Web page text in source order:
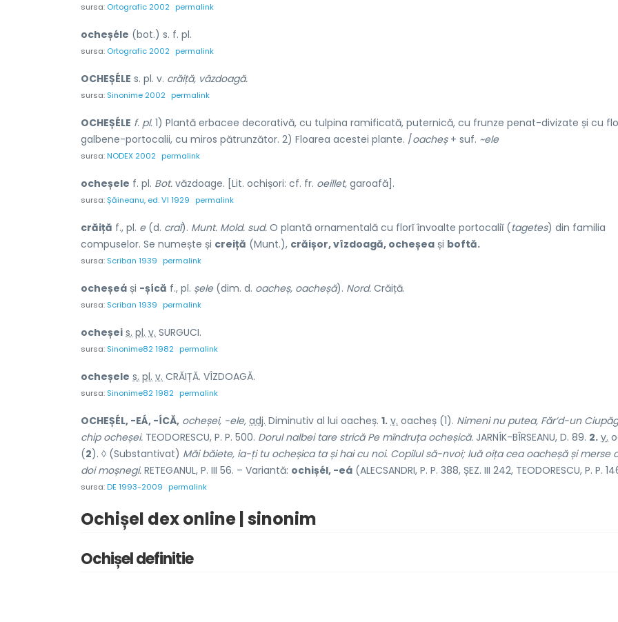
sursa: Ortografic 2002 permalink
ocheșéle (bot.) s. f. pl.
sursa: Ortografic 2002 permalink
OCHEȘÉLE s. pl. v. crăiță, vâzdoagă.
sursa: Sinonime 2002 permalink
OCHEȘÉLE f. pl. 1) Plantă erbacee decorativă, cu tulpina ramificată, puternică, cu frunze penat-divizate și cu
galbene-portocalii, cu miros pătrunzător. 2) Floarea acestei plante. /oacheș+ suf. ~ele
sursa:NODEX 2002 permalink
ocheșele f. pl. Bot. văzdoage. [Lit. ochișori: cf. fr. oeillet, garoafă].
sursa:Șăineanu, ed. VI 1929 permalink
crăiță f., pl. e(d. craĭ). Munt. Mold. sud. O plantă ornamentală cu florĭ învoalte portocaliĭ (tagetes) din familia
compuselor. Se numește și creiță (Munt.), crăișor, vîzdoagă, ocheșea și boftă.
sursa: Scriban 1939 permalink
ocheșeá și -șícă f., pl. șele(dim. d. oacheș, oacheșă). Nord. Crăiță.
sursa: Scriban 1939 permalink
ocheșei s. pl. v. SURGUCI.
sursa: Sinonime82 1982 permalink
ocheșele s. pl. v. CRĂIȚĂ. VÎZDOAGĂ.
sursa: Sinonime82 1982 permalink
OCHEȘÉL, -EÁ, -ÍCĂ, ocheșei, -ele, adj. Diminutiv al lui oacheș. 1. v. oacheș (1). Nimeni nu putea, Făr’d-un
chip ocheșei. TEODORESCU, P. P. 500. Dorul nalbei tare strică Pe mîndruța ocheșică. JARNÍK-BÎRSEANU, D. 89. 2. v.
(2). ◊ (Substantivat) Măi băiete, ia-ți tu ocheșica ta și hai cu noi. Copilul să-nvoi; luă oița cea oacheșă și merse
doi moșnegi. RETEGANUL, P. III 56. – Variantă: ochișél, -eá (ALECSANDRI, P. P. 388, ȘEZ. III 242, TEODORESCU, P. P.
sursa:DE 1993-2009 permalink
Ochișel dex online | sinonim
Ochișel definitie